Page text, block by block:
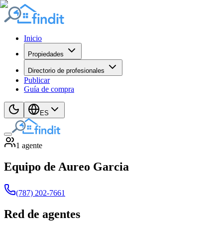
Inicio
Propiedades
Directorio de profesionales
Publicar
Guía de compra
ES
1 agente
Equipo de Aureo Garcia
(787) 202-7661
Red de agentes